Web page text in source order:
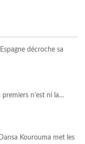
décroche sa
premiers n’est ni la…
Kourouma met les